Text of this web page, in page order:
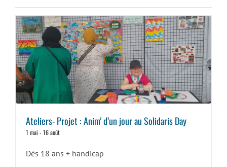
Ateliers- Projet : Anim’ d’un jour au Solidaris Day
1 mai -16 août
Dès 18 ans + handicap